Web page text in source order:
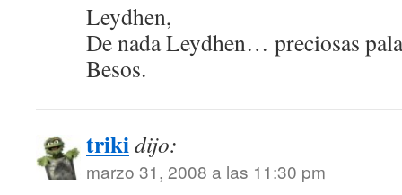
Leydhen,
De nada Leydhen… preciosas
Besos.
trikidijo:
marzo 31, 2008 a las 11:30 pm